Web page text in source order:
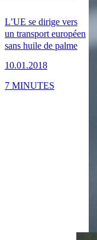
L’UE se dirige vers
un transport européen
sans huile de palme
10.01.2018
7 MINUTES